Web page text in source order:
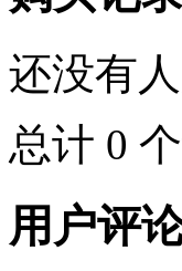
还没有
总计 0
用户评